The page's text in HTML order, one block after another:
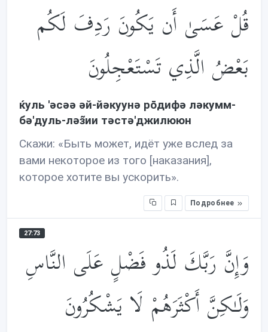
قُلْ عَسَىٰ أَن يَكُونَ رَدِفَ لَكُم
بَعْضُ الَّذِي تَسْتَعْجِلُونَ
ќуль 'əсəə əй-йəкуунə рōдифə лəкумм-
бə'дуль-лəз̃ии тəстə'джилююн
Скажи: «Быть может, идёт уже вслед за
вами некоторое из того [наказания],
которое хотите вы ускорить».
Подробнее
27:73
وَإِنَّ رَبَّكَ لَذُو فَضْلٍ عَلَى النَّاسِ
وَلَـٰكِنَّ أَكْثَرَهُمْ لَا يَشْكُرُونَ